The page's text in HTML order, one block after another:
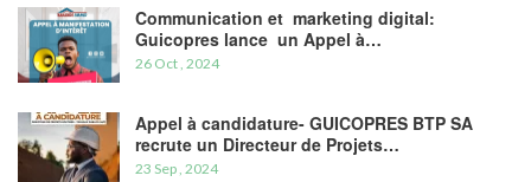
Communication et marketing digital:
Guicopres lance un Appel à…
26 Oct , 2024
Appel à candidature- GUICOPRES BTP SA
recrute un Directeur de Projets…
23 Sep , 2024